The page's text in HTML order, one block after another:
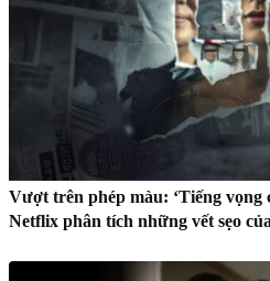
Vượt trên phép màu: ‘Tiếng vọng
Netflix phân tích những vết sẹo